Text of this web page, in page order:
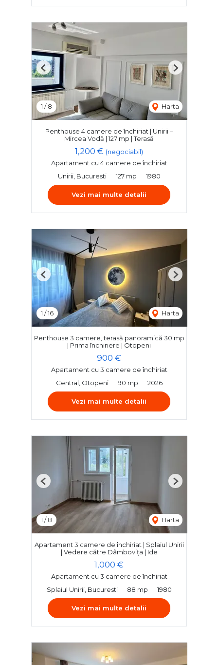
1 /8 Harta
Previous Next
Penthouse 4 camere de închiriat | Unirii –
Mircea Vodă | 127 mp | Terasă
1,200 € (negociabil)
Apartament cu 4 camere de închiriat
Unirii, Bucuresti
127 mp 1980
Vezi mai multe detalii
1 /16 Harta
Previous Next
Penthouse 3 camere, terasă panoramică 30 mp
| Prima închiriere | Otopeni
900 €
Apartament cu 3 camere de închiriat
Central, Otopeni
90 mp 2026
Vezi mai multe detalii
1 /8 Harta
Previous Next
Apartament 3 camere de închiriat | Splaiul Unirii
| Vedere către Dâmbovița | Ide
1,000 €
Apartament cu 3 camere de închiriat
Splaiul Unirii, Bucuresti
88 mp 1980
Vezi mai multe detalii